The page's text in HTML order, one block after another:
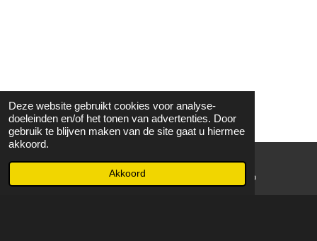
Deze website gebruikt cookies voor analyse-
doeleinden en/of het tonen van advertenties. Door
gebruik te blijven maken van de site gaat u hiermee
akkoord.
Akkoord WhatsApp